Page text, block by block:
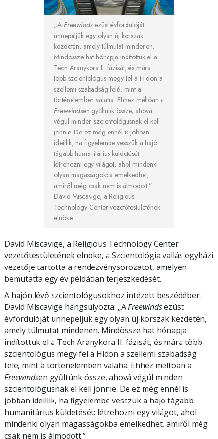
„A Freewindsezüst évfordulóját
ünnepeljük egy olyan új korszak
kezdetén, amely túlmutat mindenen.
Mindössze hat hónapja indítottuk el a
Tech Aranykora II. fázisát, és mára
több szcientológus megy fel a Hídon a
szellemi szabadság felé, mint a
történelemben valaha. Ehhez méltóan a
Freewindsen gyűltünk össze, ahová
végül minden szcientológusnak el kell
jönnie. De ez még ennél is jobban
ideillik, ha figyelembe vesszük a hajó
tágabb humanitárius küldetését:
létrehozni egy világot, ahol mindenki
olyan magasságokba emelkedhet,
amiről még csak nem is álmodott.”
David Miscavige, a Religious
Technology Center vezetőtestületének
elnöke
David Miscavige, a Religious Technology Center
vezetőtestületének elnöke, a Szcientológia vallás egyházi
vezetője tartotta a rendezvénysorozatot, amelyen
bemutatta egy év példátlan terjeszkedését.
A hajón lévő szcientológusokhoz intézett beszédében
David Miscavige hangsúlyozta: „AFreewindsezüst
évfordulóját ünnepeljük egy olyan új korszak kezdetén,
amely túlmutat mindenen. Mindössze hat hónapja
indítottuk el a Tech Aranykora II. fázisát, és mára több
szcientológus megy fel a Hídon a szellemi szabadság
felé, mint a történelemben valaha. Ehhez méltóan a
Freewindsen gyűltünk össze, ahová végül minden
szcientológusnak el kell jönnie. De ez még ennél is
jobban ideillik, ha figyelembe vesszük a hajó tágabb
humanitárius küldetését: létrehozni egy világot, ahol
mindenki olyan magasságokba emelkedhet, amiről még
csak nem is álmodott.”